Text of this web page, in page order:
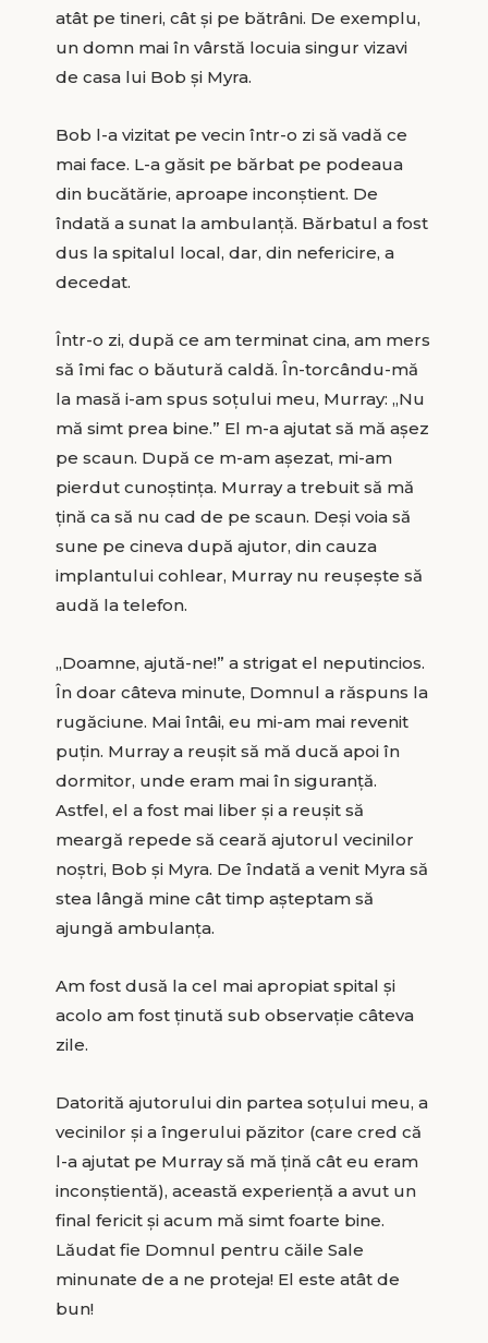
atât pe tineri, cât şi pe bătrâni. De exemplu,
un domn mai în vârstă locuia singur vizavi
de casa lui Bob şi Myra.
Bob l-a vizitat pe vecin într-o zi să vadă ce
mai face. L-a găsit pe bărbat pe podeaua
din bucătărie, aproape inconştient. De
îndată a sunat la ambulanţă. Bărbatul a fost
dus la spitalul local, dar, din nefericire, a
decedat.
Într-o zi, după ce am terminat cina, am mers
să îmi fac o băutură caldă. În-torcându-mă
la masă i-am spus soţului meu, Murray: „Nu
mă simt prea bine.” El m-a ajutat să mă aşez
pe scaun. După ce m-am aşezat, mi-am
pierdut cunoştinţa. Murray a trebuit să mă
ţină ca să nu cad de pe scaun. Deşi voia să
sune pe cineva după ajutor, din cauza
implantului cohlear, Murray nu reuşeşte să
audă la telefon.
„Doamne, ajută-ne!” a strigat el neputincios.
În doar câteva minute, Domnul a răspuns la
rugăciune. Mai întâi, eu mi-am mai revenit
puţin. Murray a reuşit să mă ducă apoi în
dormitor, unde eram mai în siguranţă.
Astfel, el a fost mai liber şi a reuşit să
meargă repede să ceară ajutorul vecinilor
noştri, Bob şi Myra. De îndată a venit Myra să
stea lângă mine cât timp aşteptam să
ajungă ambulanţa.
Am fost dusă la cel mai apropiat spital şi
acolo am fost ţinută sub observaţie câteva
zile.
Datorită ajutorului din partea soţului meu, a
vecinilor şi a îngerului păzitor (care cred că
l-a ajutat pe Murray să mă ţină cât eu eram
inconştientă), această experienţă a avut un
final fericit şi acum mă simt foarte bine.
Lăudat fie Domnul pentru căile Sale
minunate de a ne proteja! El este atât de
bun!